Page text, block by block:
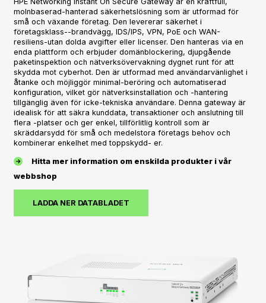
molnbaserad-hanterad säkerhetslösning som är utformad för
små och växande företag. Den levererar säkerhet i
företagsklass--brandvägg, IDS/IPS, VPN, PoE och WAN-
resiliens-utan dolda avgifter eller licenser. Den hanteras via en
enda plattform och erbjuder domänblockering, djupgående
paketinspektion och nätverksövervakning dygnet runt för att
skydda mot cyberhot. Den är utformad med användarvänlighet i
åtanke och möjliggör minimal-beröring och automatiserad
konfiguration, vilket gör nätverksinstallation och -hantering
tillgänglig även för icke-tekniska användare. Denna gateway är
idealisk för att säkra kunddata, transaktioner och anslutning till
flera -platser och ger enkel, tillförlitlig kontroll som är
skräddarsydd för små och medelstora företags behov och
kombinerar enkelhet med toppskydd- er.
Hitta mer information om enskilda produkter i vår
webbshop
LADDA NER DATABLADET